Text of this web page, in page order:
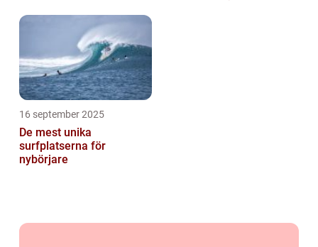
16 september 2025
De mest unika
surfplatserna för
nybörjare